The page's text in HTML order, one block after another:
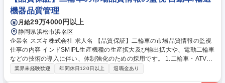
歳】製造技術(電気二重層キャパシタ･リチウムイオンキャパシタ)
機器品質管理
月給29万4000円以上
静岡県浜松市浜名区
企業名 スズキ株式会社 求人名 【品質保証】二輪車の市場品質情報の監視
仕事の内容 インドSMIPL生産機種の生産拡大及び輸出拡大や、電動二輪車
などの技術の導入に伴い、体制強化のための採用です。 1.二輪車・ATVの
市場品質情報、補給部品の監視に関わる事項 2.規定類の制定と改廃に関す
業界未経験歓迎 年間休日120日以上 退職金あり